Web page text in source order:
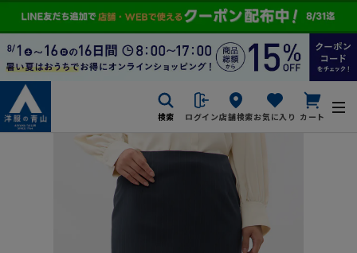
検索 ログイン店舗検索お気に入り カート